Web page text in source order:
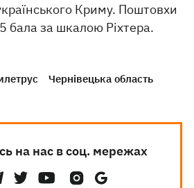
Криму. Поштовхи
бала за шкалою Ріхтера.
Чернівецька область
на нас в соц. мережах